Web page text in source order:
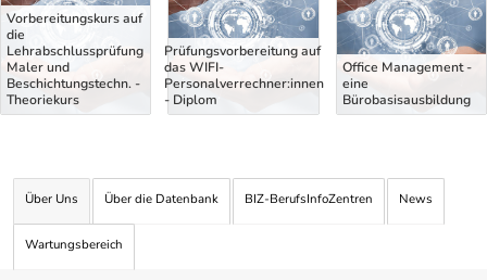
Vorbereitungskurs auf
die
Lehrabschlussprüfung
Maler und
Beschichtungstechn. -
Theoriekurs
Prüfungsvorbereitung auf
das WIFI-
Personalverrechner:innen
- Diplom
Office Management -
eine
Bürobasisausbildung
Über Uns Über die Datenbank BIZ-BerufsInfoZentren News
Wartungsbereich